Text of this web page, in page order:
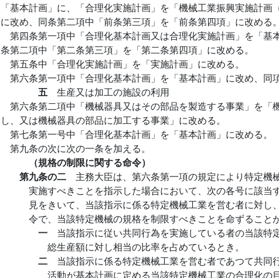
「基本計画」に、「合理化実施計画」を「機械工業振興実施計画
に改め、同条第二項中「前条第三項」を「前条第四項」に改める。
第四条第一項中「合理化基本計画又は合理化実施計画」を「基
条第二項中「第二条第三項」を「第二条第四項」に改める。
第五条中「合理化実施計画」を「実施計画」に改める。
第六条第一項中「合理化基本計画」を「基本計画」に改め、同
五 生産又は加工の施設の利用
第六条第二項中「機械器具又はその部品を製造する事業」を「
し、又は機械器具の部品に加工する事業」に改める。
第七条第一号中「合理化基本計画」を「基本計画」に改める。
第九条の次に次の一条を加える。
（規格の制限に関する命令）
第九条の二 主務大臣は、第六条第一項の規定により特定機
実施すべきことを指示した場合において、次の各号に該当
見をきいて、当該指示に係る特定機械工業を営む者に対し
令で、当該特定機械の規格を制限すべきことを命ずること
一 当該指示に従い共同行為を実施している者の当該特
総生産額に対し相当の比率を占めているとき。
二 当該指示に係る特定機械工業を営む者であつて共同
活動が基本計画に定める当該特定機械工業の合理化の